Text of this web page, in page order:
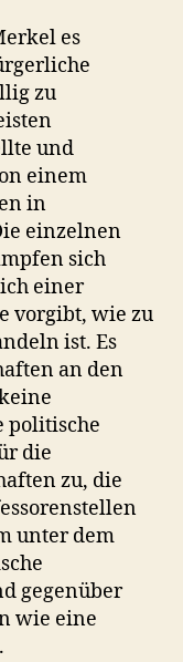
es
zu
und
einem
in
einzelnen
sich
einer
vorgibt, wie zu
ist. Es
an den
politische
die
zu, die
unter dem
gegenüber
wie eine